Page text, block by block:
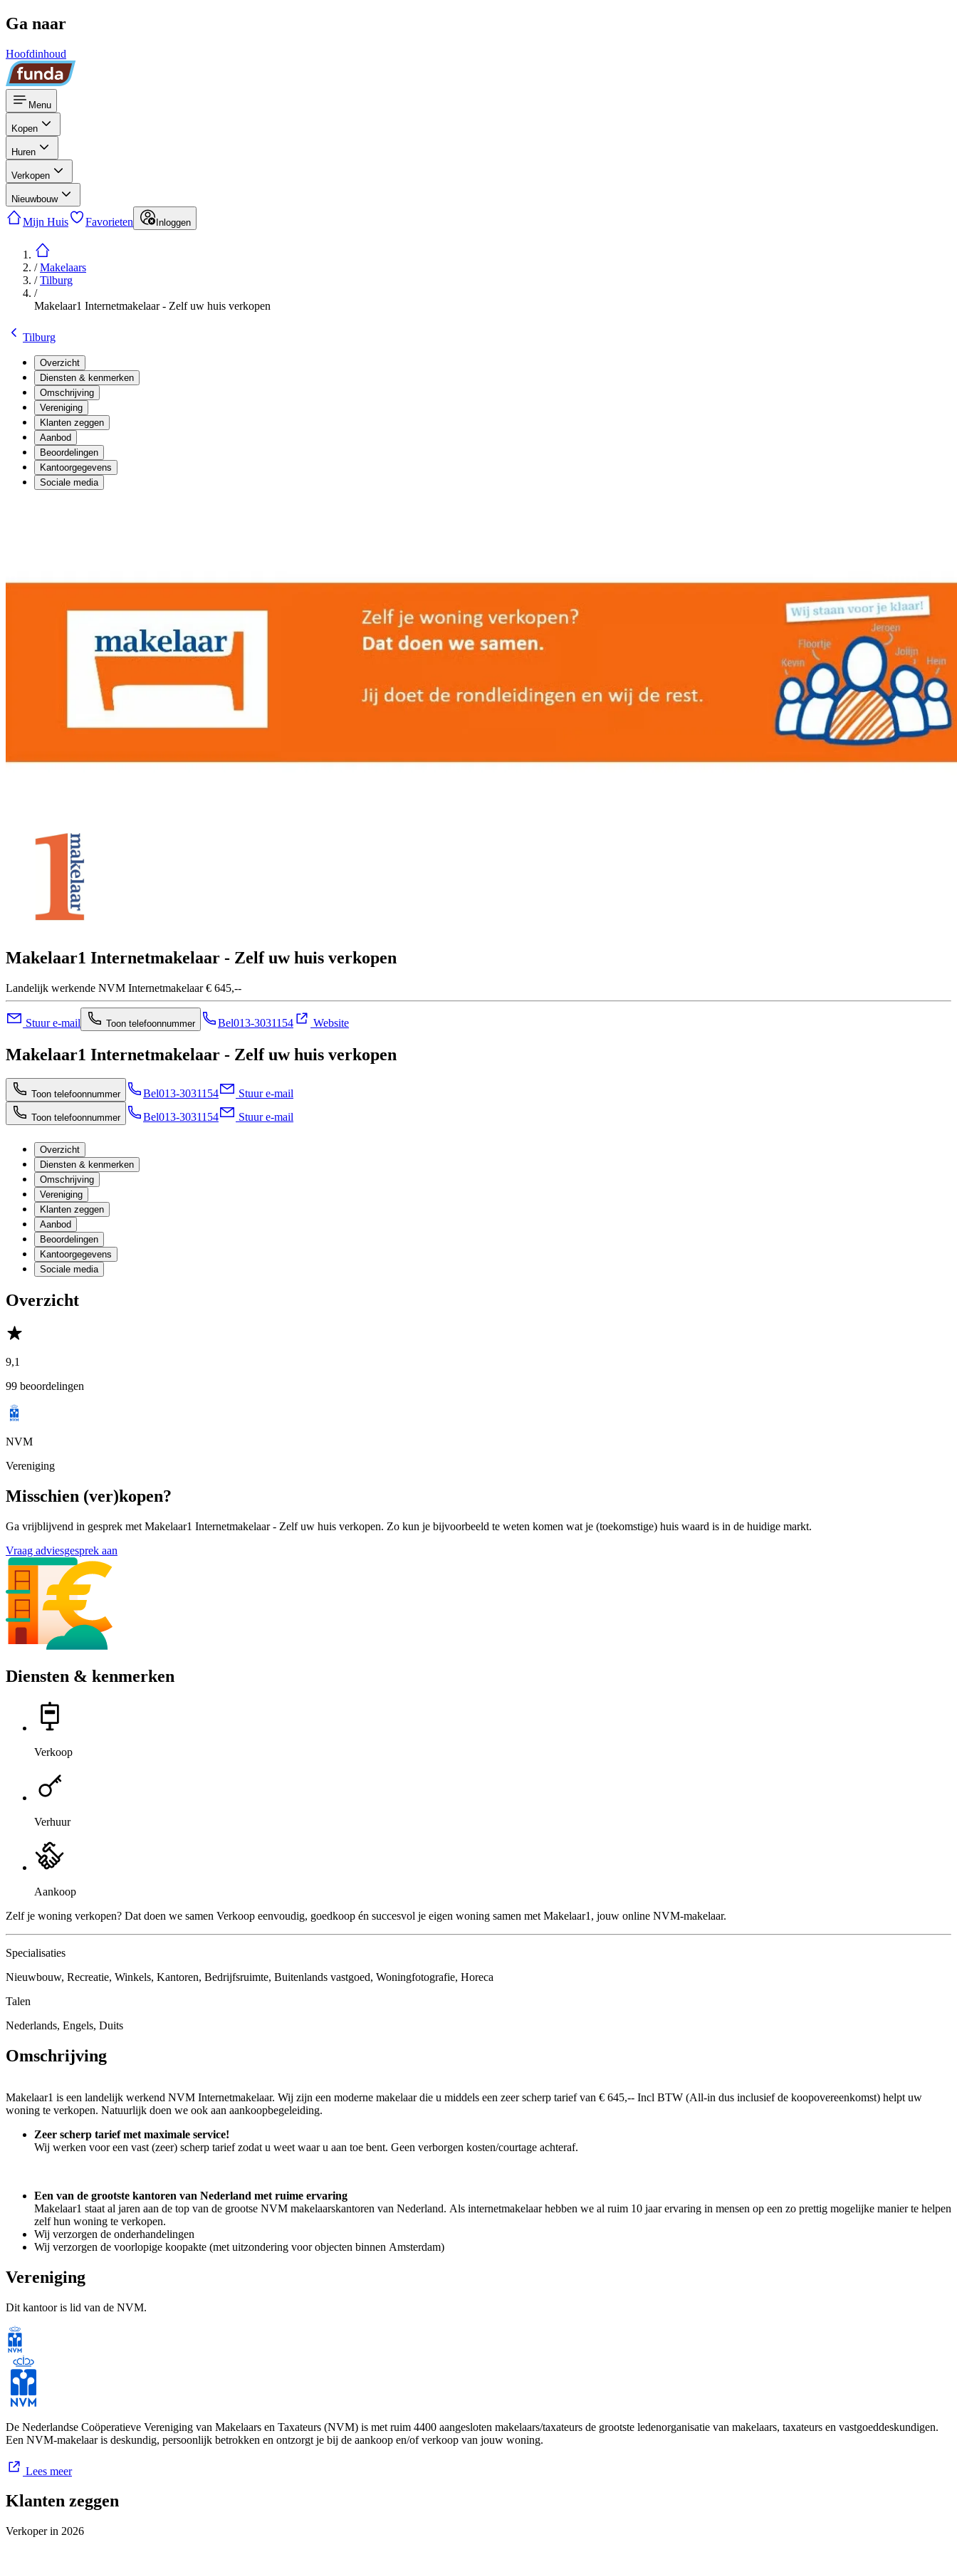
Ga naar
Hoofdinhoud
Menu
Kopen
Huren
Verkopen
Nieuwbouw
Mijn Huis Favorieten Inloggen
/Makelaars
/Tilburg
/
Makelaar1 Internetmakelaar - Zelf uw huis verkopen
Tilburg
Overzicht
Diensten & kenmerken
Omschrijving
Vereniging
Klanten zeggen
Aanbod
Beoordelingen
Kantoorgegevens
Sociale media
Makelaar1 Internetmakelaar - Zelf uw huis verkopen
Landelijk werkende NVM Internetmakelaar € 645,--
Stuur e-mail Toon telefoonnummer Bel013-3031154 Website
Makelaar1 Internetmakelaar - Zelf uw huis verkopen
Toon telefoonnummer Bel013-3031154 Stuur e-mail
Toon telefoonnummer Bel013-3031154 Stuur e-mail
Overzicht
Diensten & kenmerken
Omschrijving
Vereniging
Klanten zeggen
Aanbod
Beoordelingen
Kantoorgegevens
Sociale media
Overzicht
9,1
99 beoordelingen
NVM
Vereniging
Misschien (ver)kopen?
Ga vrijblijvend in gesprek met Makelaar1 Internetmakelaar - Zelf uw huis verkopen. Zo kun je bijvoorbeeld te weten komen wat je (toekomstige) huis waard is in de huidige markt.
Vraag adviesgesprek aan
Diensten & kenmerken
Verkoop
Verhuur
Aankoop
Zelf je woning verkopen? Dat doen we samen Verkoop eenvoudig, goedkoop én succesvol je eigen woning samen met Makelaar1, jouw online NVM-makelaar.
Specialisaties
Nieuwbouw, Recreatie, Winkels, Kantoren, Bedrijfsruimte, Buitenlands vastgoed, Woningfotografie, Horeca
Talen
Nederlands, Engels, Duits
Omschrijving
Makelaar1 is een landelijk werkend NVM Internetmakelaar. Wij zijn een moderne makelaar die u middels een zeer scherp tarief van € 645,-- Incl BTW (All-in dus inclusief de koopovereenkomst) helpt uw
woning te verkopen. Natuurlijk doen we ook aan aankoopbegeleiding.
Zeer scherp tarief met maximale service!
Wij werken voor een vast (zeer) scherp tarief zodat u weet waar u aan toe bent. Geen verborgen kosten/courtage achteraf.
Een van de grootste kantoren van Nederland met ruime ervaring
Makelaar1 staat al jaren aan de top van de grootse NVM makelaarskantoren van Nederland. Als internetmakelaar hebben we al ruim 10 jaar ervaring in mensen op een zo prettig mogelijke manier te helpen
zelf hun woning te verkopen.
Wij verzorgen de onderhandelingen
Wij verzorgen de voorlopige koopakte (met uitzondering voor objecten binnen Amsterdam)
Wij verzorgen de contacten met de notaris
Een van onze makelaars komt bij u langs om de woning conform de geldende NEN-norm in te meten
Meer weten over onze dienstverlening? Neem dan contact met ons op!
Vereniging
Dit kantoor is lid van de NVM.
De Nederlandse Coöperatieve Vereniging van Makelaars en Taxateurs (NVM) is met ruim 4400 aangesloten makelaars/taxateurs de grootste ledenorganisatie van makelaars, taxateurs en vastgoeddeskundigen.
Een NVM-makelaar is deskundig, persoonlijk betrokken en ontzorgt je bij de aankoop en/of verkoop van jouw woning.
Lees meer
Klanten zeggen
Verkoper in 2026